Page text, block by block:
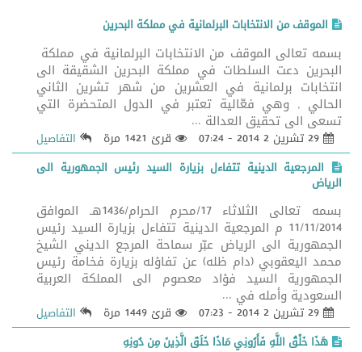
الموقف من الانتخابات البرلمانية في مملكة البحرين
بسمه تعالى الموقف من الانتخابات البرلمانية في مملكة
البحرين دعت السلطات في مملكة البحرين الشقيقة الى
انتخابات برلمانية في العشرين من شهر تشرين الثاني
الحالي , وهي فعّالية تعتبر في الدول المتحضرة التي
تسعى الى تحقيق العدالة ...
قرئ 1421 مرة
التفاصيل
المرجعية الدينية تتفاءل بزيارة السيد رئيس الجمهورية الى
الرياض
بسمه تعالى الثلاثاء 17/محرم الحرام/1436هـ الموافق
11/11/2014 م المرجعية الدينية تتفاءل بزيارة السيد رئيس
الجمهورية الى الرياض عبّر سماحة المرجع الديني الشيخ
محمد اليعقوبي (دام ظله) عن تفاؤله بزيارة فخامة رئيس
الجمهورية السيد فؤاد معصوم الى المملكة العربية
السعودية وأمله في ...
قرئ 1449 مرة
التفاصيل
هَذَا خَلْقُ اللَّهِ فَأَرُونِي مَاذَا خَلَقَ الَّذِينَ مِن دُونِهِ